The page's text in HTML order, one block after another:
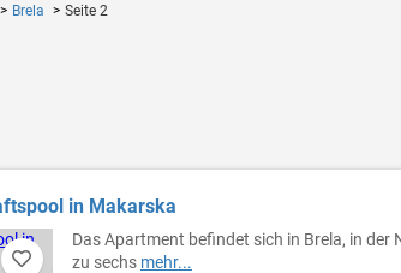
Brela Seite 2
in Makarska
Das Apartment befindet sich in Brela, in
zu sechs mehr...